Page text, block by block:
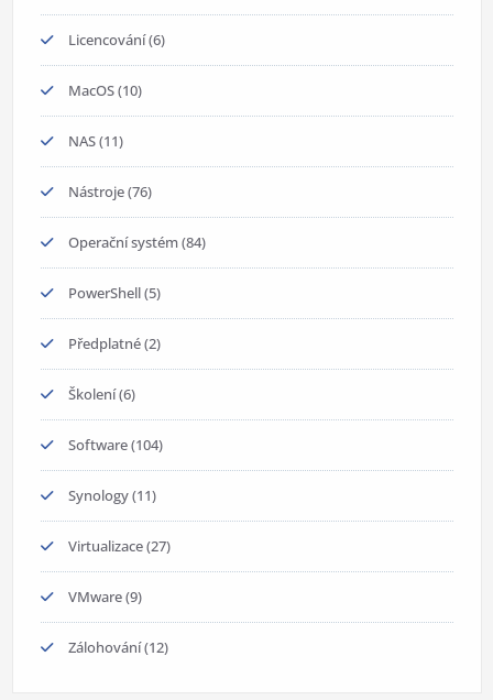
Licencování(6)
MacOS(10)
NAS(11)
Nástroje(76)
Operační systém(84)
PowerShell(5)
Předplatné(2)
Školení(6)
Software(104)
Synology(11)
Virtualizace(27)
VMware(9)
Zálohování(12)